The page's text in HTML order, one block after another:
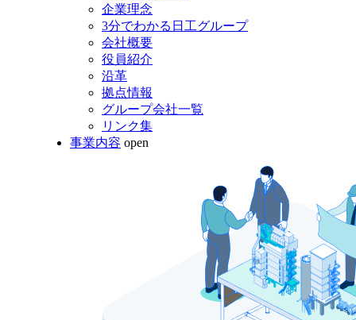
企業理念
3分でわかる日工グループ
会社概要
役員紹介
沿革
拠点情報
グループ会社一覧
リンク集
事業内容 open